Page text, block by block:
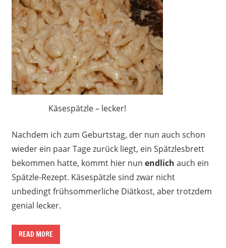
Käsespätzle – lecker!
Nachdem ich zum Geburtstag, der nun auch schon
wieder ein paar Tage zurück liegt, ein Spätzlesbrett
bekommen hatte, kommt hier nun endlich auch ein
Spätzle-Rezept. Käsespätzle sind zwar nicht
unbedingt frühsommerliche Diätkost, aber trotzdem
genial lecker.
READ MORE